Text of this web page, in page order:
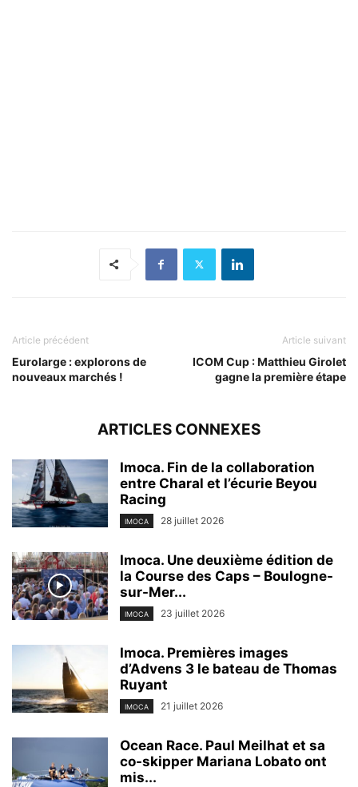
Article précédent
Eurolarge : explorons de
nouveaux marchés !
Article suivant
ICOM Cup : Matthieu Girolet
gagne la première étape
ARTICLES CONNEXES
Imoca. Fin de la collaboration
entre Charal et l’écurie Beyou
Racing
IMOCA 28 juillet 2026
Imoca. Une deuxième édition de
la Course des Caps – Boulogne-
sur-Mer...
IMOCA 23 juillet 2026
Imoca. Premières images
d’Advens 3 le bateau de Thomas
Ruyant
IMOCA 21 juillet 2026
Ocean Race. Paul Meilhat et sa
co-skipper Mariana Lobato ont
mis...